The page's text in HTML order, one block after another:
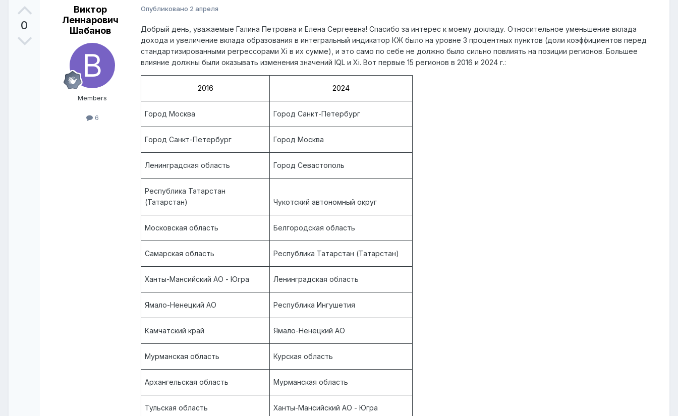
0
Виктор
Леннарович
Шабанов
Members
6
Опубликовано 2 апреля
Добрый день, уважаемые Галина Петровна и Елена Сергеевна! Спасибо за интерес к моему докладу. Относительное уменьшение вклада
дохода и увеличение вклада образования в интегральный индикатор КЖ было на уровне 3 процентных пунктов (доли коэффициентов перед
стандартизированными регрессорами Xi в их сумме), и это само по себе не должно было сильно повлиять на позиции регионов. Большее
влияние должны были оказывать изменения значений IQL и Xi. Вот первые 15 регионов в 2016 и 2024 г.:
2016 2024
Город Москва Город Санкт-Петербург
Город Санкт-Петербург Город Москва
Ленинградская область Город Севастополь
Республика Татарстан
(Татарстан)
Чукотский автономный округ
Московская область Белгородская область
Самарская область Республика Татарстан (Татарстан)
Ханты-Мансийский АО - Югра Ленинградская область
Ямало-Ненецкий АО Республика Ингушетия
Камчатский край Ямало-Ненецкий АО
Мурманская область Курская область
Архангельская область Мурманская область
Тульская область Ханты-Мансийский АО - Югра